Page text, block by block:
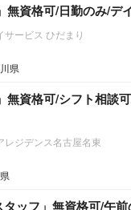
無資格可/日勤のみ/デ
ービス ひだまり
県
無資格可/シフト相談
ジデンス名古屋名東
タッフ」無資格可/午